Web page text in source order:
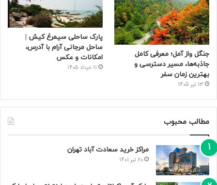
جنگل واز آمل؛ معرفی کامل
جاذبه‌ها، مسیر دسترسی و
بهترین زمان سفر
13 تیر 1405
پارک ساحلی سیمرغ کیش |
ساحل مرجانی آرام با آدرس،
امکانات و عکس
11 خرداد 1405
مطالب محبوب
مراکز خرید سعادت‌ آباد تهران
20 تیر 1401